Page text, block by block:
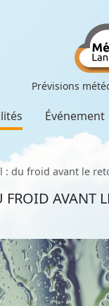
Prévisions
Événement
: du froid avant le
AVANT